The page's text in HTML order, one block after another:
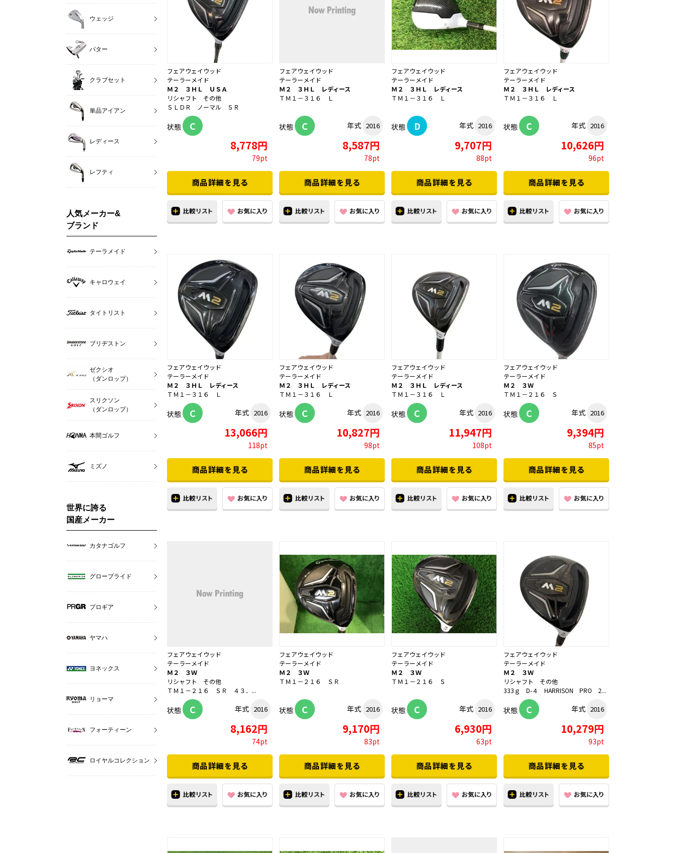
フェアウェイウッド
テーラーメイド
Ｍ２ ３ＨＬ ＵＳＡ
リシャフト その他
ＳＬＤＲ ノーマル ＳＲ
状態 C
8,778円
79pt
フェアウェイウッド
テーラーメイド
Ｍ２ ３ＨＬ レディース
ＴＭ１－３１６ Ｌ
状態 C 年式 2016
8,587円
78pt
フェアウェイウッド
テーラーメイド
Ｍ２ ３ＨＬ レディース
ＴＭ１－３１６ Ｌ
状態 D 年式 2016
9,707円
88pt
フェアウェイウッド
テーラーメイド
Ｍ２ ３ＨＬ レディース
ＴＭ１－３１６ Ｌ
状態 C 年式 2016
10,626円
96pt
フェアウェイウッド
テーラーメイド
Ｍ２ ３ＨＬ レディース
ＴＭ１－３１６ Ｌ
状態 C 年式 2016
13,066円
118pt
フェアウェイウッド
テーラーメイド
Ｍ２ ３ＨＬ レディース
ＴＭ１－３１６ Ｌ
状態 C 年式 2016
10,827円
98pt
フェアウェイウッド
テーラーメイド
Ｍ２ ３ＨＬ レディース
ＴＭ１－３１６ Ｌ
状態 C 年式 2016
11,947円
108pt
フェアウェイウッド
テーラーメイド
Ｍ２ ３Ｗ
ＴＭ１－２１６ Ｓ
状態 C 年式 2016
9,394円
85pt
フェアウェイウッド
テーラーメイド
Ｍ２ ３Ｗ
リシャフト その他
ＴＭ１－２１６ ＳＲ ４３．...
状態 C 年式 2016
8,162円
74pt
フェアウェイウッド
テーラーメイド
Ｍ２ ３Ｗ
ＴＭ１－２１６ ＳＲ
状態 C 年式 2016
9,170円
83pt
フェアウェイウッド
テーラーメイド
Ｍ２ ３Ｗ
ＴＭ１－２１６ Ｓ
状態 C 年式 2016
6,930円
63pt
フェアウェイウッド
テーラーメイド
Ｍ２ ３Ｗ
リシャフト その他
333ｇ D-４ HARRISON PRO 2...
状態 C 年式 2016
10,279円
93pt
ウェッジ
パター
クラブセット
単品アイアン
レディース
レフティ
人気メーカー&
ブランド
テーラメイド
キャロウェイ
タイトリスト
ブリヂストン
ゼクシオ
（ダンロップ）
スリクソン
（ダンロップ）
本間ゴルフ
ミズノ
世界に誇る
国産メーカー
カタナゴルフ
グローブライド
プロギア
ヤマハ
ヨネックス
リョーマ
フォーティーン
ロイヤルコレクション